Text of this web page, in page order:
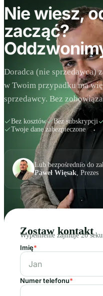
Nie wiesz,
zacząć?
Doradca (nie sprzedawca)
w Twoim przypadku ma
sprzedawcy. Bez
Bez kosztów Bez subskrypcji
Twoje dane zabezpieczone
Lub bezpośrednio do
Paweł Więsak, Prezes
Zostaw kontakt
Wypełnienie zajmuje 20
Imię*
Numer telefonu*